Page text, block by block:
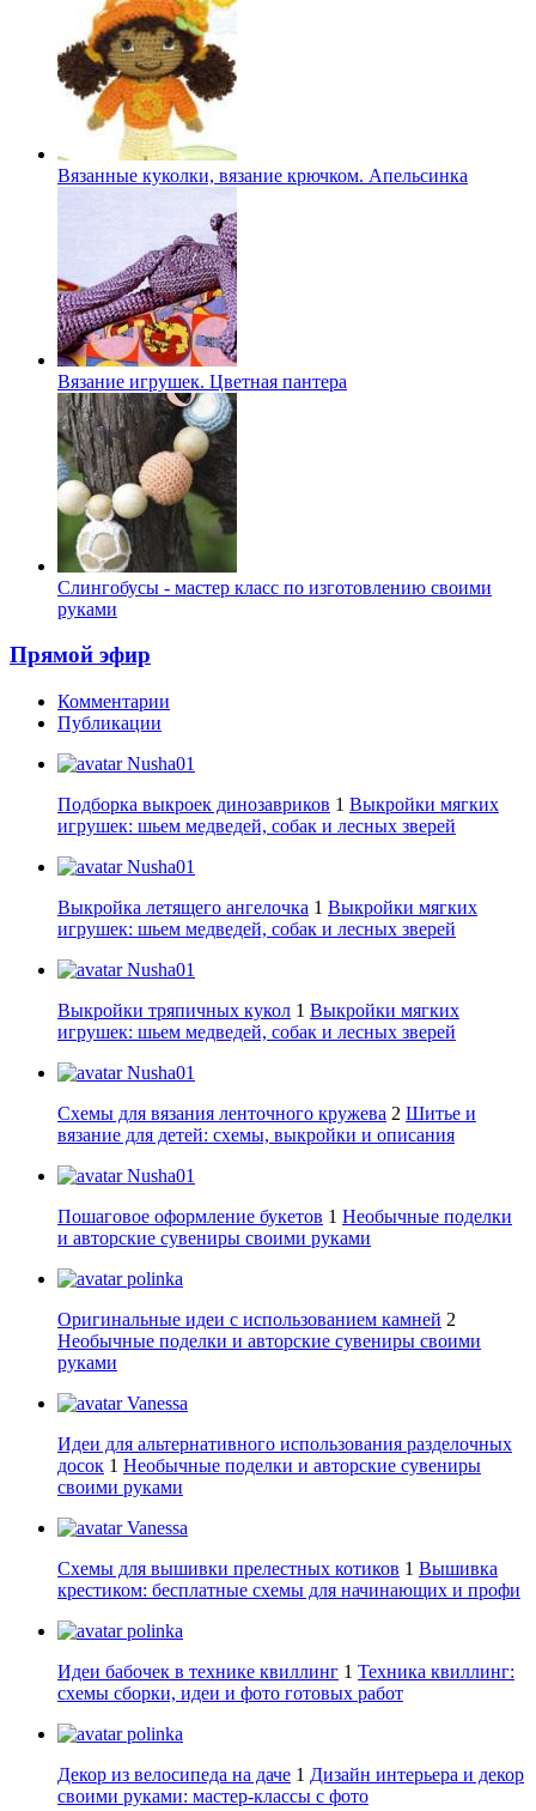
Вязанные куколки, вязание крючком. Апельсинка
Вязание игрушек. Цветная пантера
Слингобусы - мастер класс по изготовлению своими
руками
Прямой эфир
Комментарии
Публикации
Nusha01
Подборка выкроек динозавриков 1 Выкройки мягких
игрушек: шьем медведей, собак и лесных зверей
Nusha01
Выкройка летящего ангелочка 1 Выкройки мягких
игрушек: шьем медведей, собак и лесных зверей
Nusha01
Выкройки тряпичных кукол 1 Выкройки мягких
игрушек: шьем медведей, собак и лесных зверей
Nusha01
Схемы для вязания ленточного кружева 2 Шитье и
вязание для детей: схемы, выкройки и описания
Nusha01
Пошаговое оформление букетов 1 Необычные поделки
и авторские сувениры своими руками
polinka
Оригинальные идеи с использованием камней 2
Необычные поделки и авторские сувениры своими
руками
Vanessa
Идеи для альтернативного использования разделочных
досок 1 Необычные поделки и авторские сувениры
своими руками
Vanessa
Схемы для вышивки прелестных котиков 1 Вышивка
крестиком: бесплатные схемы для начинающих и профи
polinka
Идеи бабочек в технике квиллинг 1 Техника квиллинг:
схемы сборки, идеи и фото готовых работ
polinka
Декор из велосипеда на даче 1 Дизайн интерьера и декор
своими руками: мастер-классы с фото